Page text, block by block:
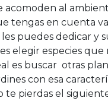
acomoden al
tengas en cuenta
puedes dedicar y
elegir especies
es buscar otras
con esa
te pierdas el